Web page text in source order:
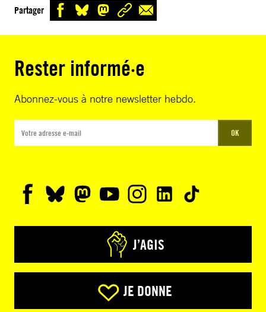
Partager
Rester informé·e
Abonnez-vous à notre newsletter hebdo.
OK
J’AGIS
JE DONNE